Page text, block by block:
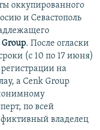
оккупированного
и Севастополь
Group. После огласки
(с 10 по 17 июня)
на
а Cenk Group
по всей
владелец